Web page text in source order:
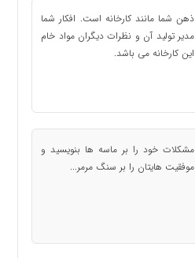
ذهن شما مانند کارخانه است. افکار شما
مدیر تولید آن و نظرات دیگران مواد خام
این کارخانه می باشد.
مشكلات خود را بر ماسه ها بنويسيد و
موفقيت هايتان را بر سنگ مرمر...